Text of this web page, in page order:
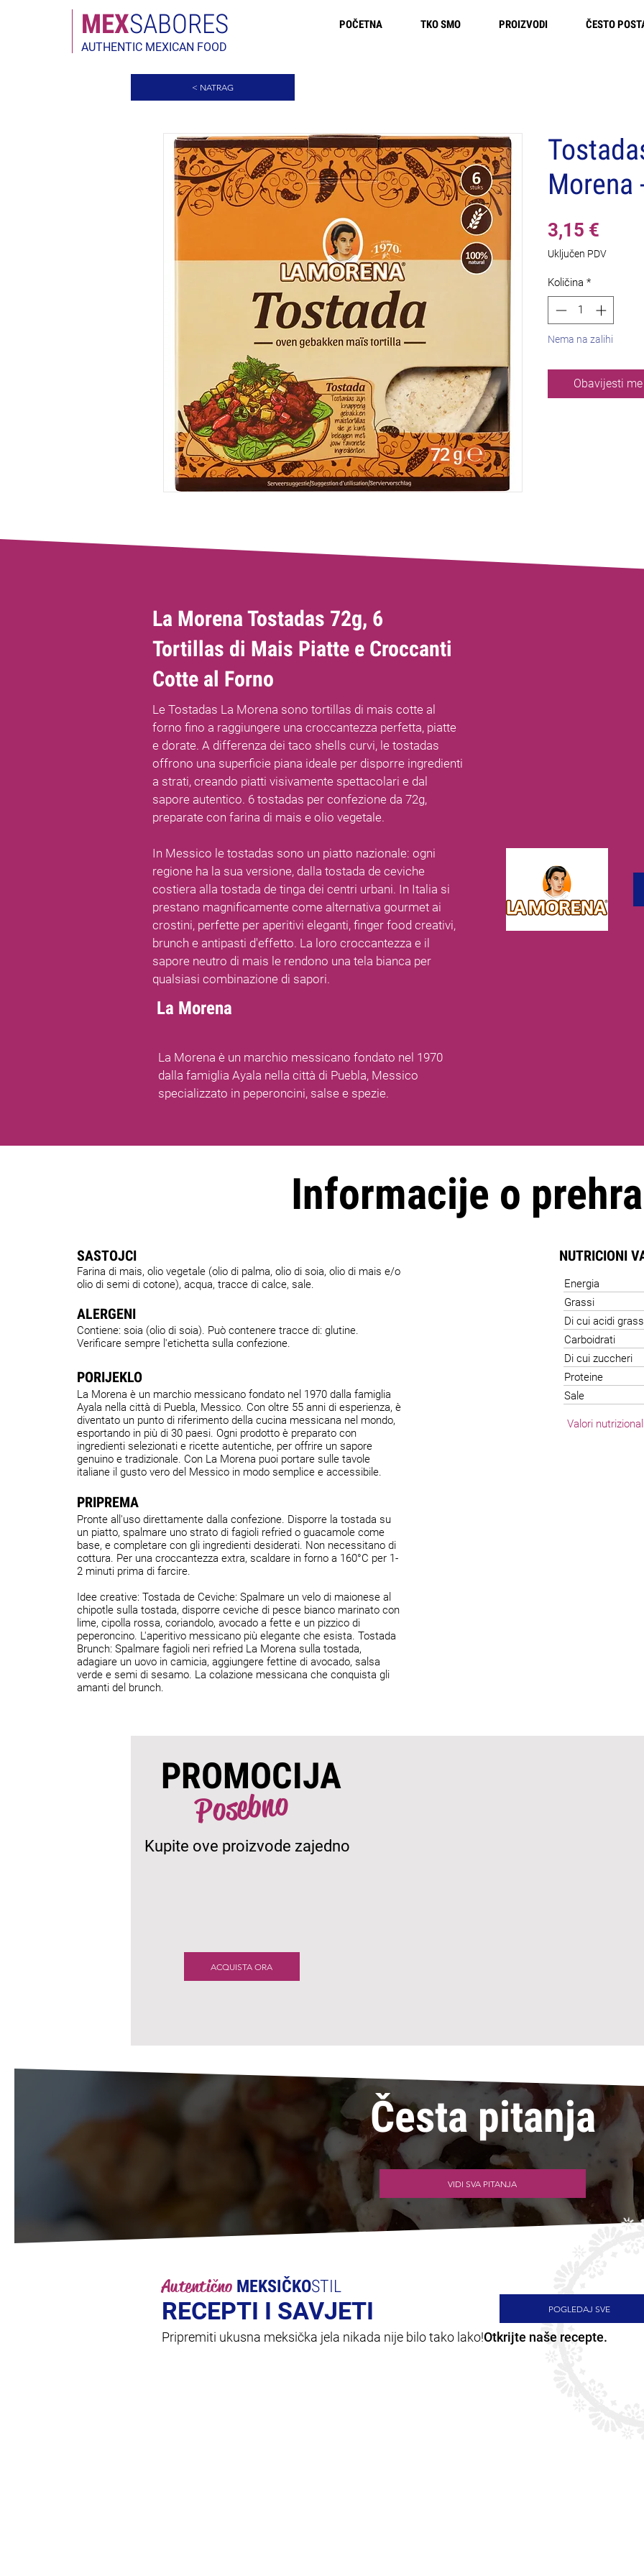
MEXSABORES
AUTHENTIC MEXICAN FOOD
POČETNA TKO SMO PROIZVODI ČESTO
< NATRAG
Morena
3,15 €
Uključen PDV
Količina *
Nema na zalihi
Obavijesti
La Morena Tostadas 72g, 6
Tortillas di Mais Piatte e Croccanti
Cotte al Forno
Le Tostadas La Morena sono tortillas di mais cotte al
forno fino a raggiungere una croccantezza perfetta, piatte
e dorate. A differenza dei taco shells curvi, le tostadas
offrono una superficie piana ideale per disporre ingredienti
a strati, creando piatti visivamente spettacolari e dal
sapore autentico. 6 tostadas per confezione da 72g,
preparate con farina di mais e olio vegetale.
In Messico le tostadas sono un piatto nazionale: ogni
regione ha la sua versione, dalla tostada de ceviche
costiera alla tostada de tinga dei centri urbani. In Italia si
prestano magnificamente come alternativa gourmet ai
crostini, perfette per aperitivi eleganti, finger food creativi,
brunch e antipasti d'effetto. La loro croccantezza e il
sapore neutro di mais le rendono una tela bianca per
qualsiasi combinazione di sapori.
La Morena
La Morena è un marchio messicano fondato nel 1970
dalla famiglia Ayala nella città di Puebla, Messico
specializzato in peperoncini, salse e spezie.
Informacije o
SASTOJCI
Farina di mais, olio vegetale (olio di palma, olio di soia, olio di mais e/o
olio di semi di cotone), acqua, tracce di calce, sale.
ALERGENI
Contiene: soia (olio di soia). Può contenere tracce di: glutine.
Verificare sempre l'etichetta sulla confezione.
PORIJEKLO
La Morena è un marchio messicano fondato nel 1970 dalla famiglia
Ayala nella città di Puebla, Messico. Con oltre 55 anni di esperienza, è
diventato un punto di riferimento della cucina messicana nel mondo,
esportando in più di 30 paesi. Ogni prodotto è preparato con
ingredienti selezionati e ricette autentiche, per offrire un sapore
genuino e tradizionale. Con La Morena puoi portare sulle tavole
italiane il gusto vero del Messico in modo semplice e accessibile.
PRIPREMA
Pronte all'uso direttamente dalla confezione. Disporre la tostada su
un piatto, spalmare uno strato di fagioli refried o guacamole come
base, e completare con gli ingredienti desiderati. Non necessitano di
cottura. Per una croccantezza extra, scaldare in forno a 160°C per 1-
2 minuti prima di farcire.
Idee creative: Tostada de Ceviche: Spalmare un velo di maionese al
chipotle sulla tostada, disporre ceviche di pesce bianco marinato con
lime, cipolla rossa, coriandolo, avocado a fette e un pizzico di
peperoncino. L'aperitivo messicano più elegante che esista. Tostada
Brunch: Spalmare fagioli neri refried La Morena sulla tostada,
adagiare un uovo in camicia, aggiungere fettine di avocado, salsa
verde e semi di sesamo. La colazione messicana che conquista gli
amanti del brunch.
NUTRICIONI
Energia
Grassi
Di cui acidi
Carboidrati
Di cui zuccheri
Proteine
Sale
Valori
PROMOCIJA
Posebno
Kupite ove proizvode zajedno
ACQUISTA ORA
Česta pitanja
VIDI SVA PITANJA
RECEPTI I SAVJETI POGLEDAJ SVE
Autentično MEKSIČKOSTIL
Pripremiti ukusna meksička jela nikada nije bilo tako lako!Otkrijte naše recepte.